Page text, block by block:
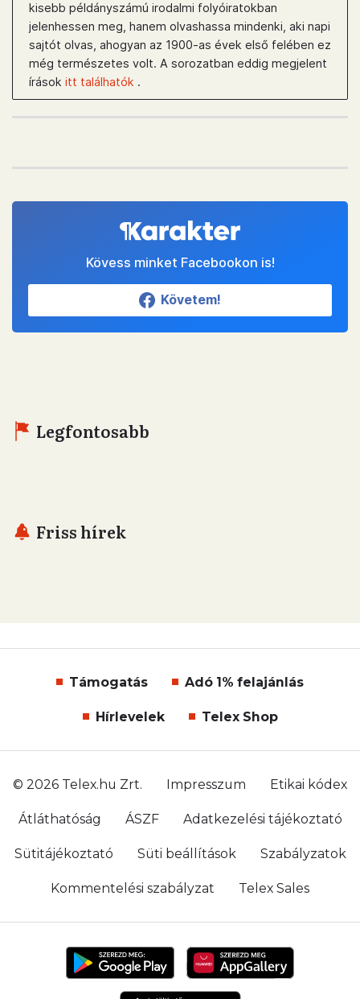
kisebb példányszámú irodalmi folyóiratokban
jelenhessen meg, hanem olvashassa mindenki, aki napi
sajtót olvas, ahogyan az 1900-as évek első felében ez
még természetes volt. A sorozatban eddig megjelent
írások itt találhatók .
Kövess minket Facebookon is!
Követem!
Legfontosabb
Friss hírek
Támogatás Adó 1% felajánlás
Hírlevelek Telex Shop
© 2026 Telex.hu Zrt. Impresszum Etikai kódex
Átláthatóság ÁSZF Adatkezelési tájékoztató
Sütitájékoztató Süti beállítások Szabályzatok
Kommentelési szabályzat Telex Sales